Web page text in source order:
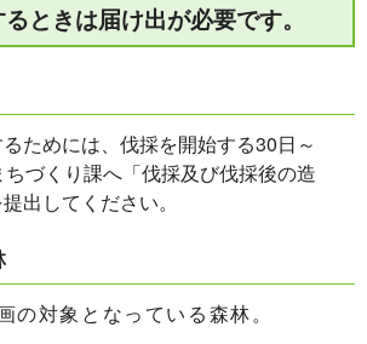
ときは届け出が必要です。
ためには、伐採を開始する30日～
づくり課へ「伐採及び伐採後の造
出してください。
の対象となっている森林。